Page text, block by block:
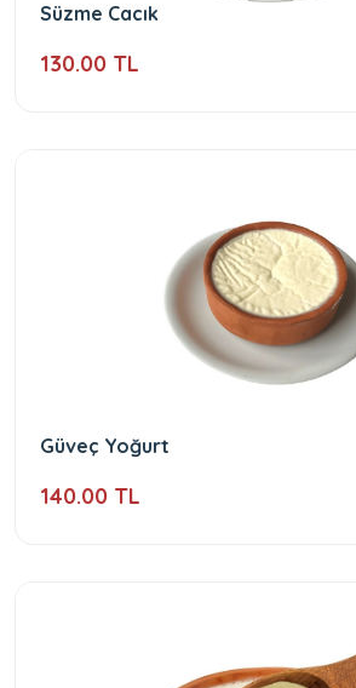
Süzme Cacık
130.00 TL
Güveç Yoğurt
140.00 TL